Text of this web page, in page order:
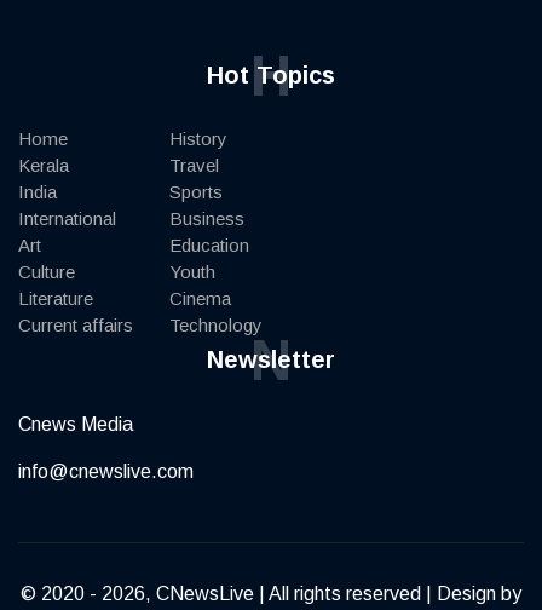
Hot Topics
H
Home
Kerala
India
International
Art
Culture
Literature
Current affairs
History
Travel
Sports
Business
Education
Youth
Cinema
Technology
Newsletter
N
Cnews Media
info@cnewslive.com
© 2020 - 2026, CNewsLive | All rights reserved | Design by